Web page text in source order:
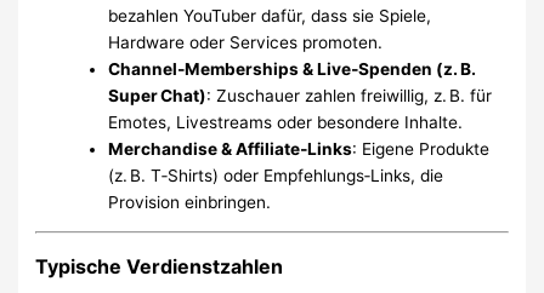
bezahlen YouTuber dafür, dass sie Spiele,
Hardware oder Services promoten.
Channel‑Memberships & Live‑Spenden (z. B.
Super Chat): Zuschauer zahlen freiwillig, z. B. für
Emotes, Livestreams oder besondere Inhalte.
Merchandise & Affiliate‑Links: Eigene Produkte
(z. B. T‑Shirts) oder Empfehlungs‑Links, die
Provision einbringen.
Typische Verdienstzahlen